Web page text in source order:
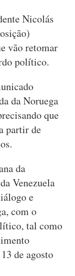
Nicolás
vão retomar
político.
da Noruega
que
partir de
da
Venezuela
e
com o
tal como
de agosto